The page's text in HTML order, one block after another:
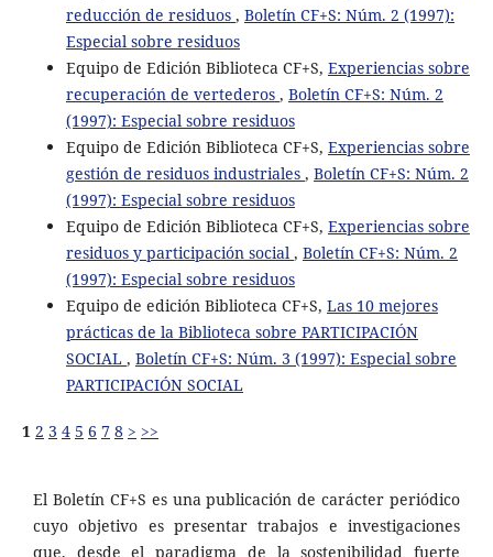
reducción de residuos , Boletín CF+S: Núm. 2 (1997):
Especial sobre residuos
Equipo de Edición Biblioteca CF+S, Experiencias sobre
recuperación de vertederos , Boletín CF+S: Núm. 2
(1997): Especial sobre residuos
Equipo de Edición Biblioteca CF+S, Experiencias sobre
gestión de residuos industriales , Boletín CF+S: Núm. 2
(1997): Especial sobre residuos
Equipo de Edición Biblioteca CF+S, Experiencias sobre
residuos y participación social , Boletín CF+S: Núm. 2
(1997): Especial sobre residuos
Equipo de edición Biblioteca CF+S, Las 10 mejores
prácticas de la Biblioteca sobre PARTICIPACIÓN
SOCIAL , Boletín CF+S: Núm. 3 (1997): Especial sobre
PARTICIPACIÓN SOCIAL
1 2 3 4 5 6 7 8 > >>
El Boletín CF+S es una publicación de carácter periódico
cuyo objetivo es presentar trabajos e investigaciones
que, desde el paradigma de la sostenibilidad fuerte